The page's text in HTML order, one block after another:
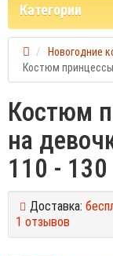
Категории
Новогодние
Костюм принцессы
Костюм
на
110 - 130
Доставка:
1 отзывов